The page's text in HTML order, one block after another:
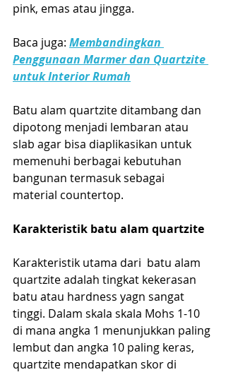
pink, emas atau jingga.
Baca juga: Membandingkan
Penggunaan Marmer dan Quartzite
untuk Interior Rumah
Batu alam quartzite ditambang dan
dipotong menjadi lembaran atau
slab agar bisa diaplikasikan untuk
memenuhi berbagai kebutuhan
bangunan termasuk sebagai
material countertop.
Karakteristik batu alam quartzite
Karakteristik utama dari  batu alam
quartzite adalah tingkat kekerasan
batu atau hardness yagn sangat
tinggi. Dalam skala skala Mohs 1-10
di mana angka 1 menunjukkan paling
lembut dan angka 10 paling keras,
quartzite mendapatkan skor di